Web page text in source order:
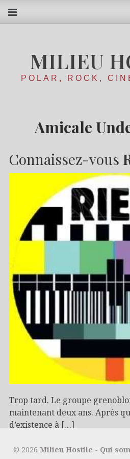
MILIEU
POLAR, ROCK,
Amicale
Connaissez-vous
Trop tard. Le groupe
maintenant deux ans. Après
d’existence à […]
08/12/2016 Rock
© 2026 Milieu Hostile - Qui